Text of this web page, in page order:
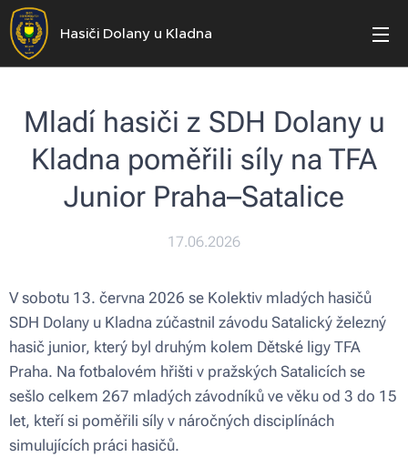
Hasiči Dolany u Kladna
Mladí hasiči z SDH Dolany u
Kladna poměřili síly na TFA
Junior Praha–Satalice
17.06.2026
V sobotu 13. června 2026 se Kolektiv mladých hasičů
SDH Dolany u Kladna zúčastnil závodu Satalický železný
hasič junior, který byl druhým kolem Dětské ligy TFA
Praha. Na fotbalovém hřišti v pražských Satalicích se
sešlo celkem 267 mladých závodníků ve věku od 3 do 15
let, kteří si poměřili síly v náročných disciplínách
simulujících práci hasičů.